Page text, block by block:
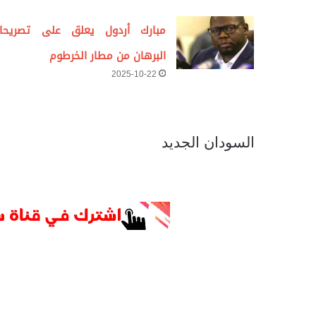
مبارك أردول يعلق على
البرهان من مطار الخرطوم
2025-10-22
السودان الجديد